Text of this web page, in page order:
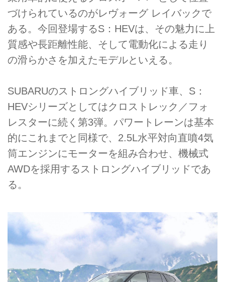
づけられているのがレヴォーグ レイバックで
ある。今回登場するS：HEVは、その魅力に上
質感や長距離性能、そして電動化による走り
の滑らかさを加えたモデルといえる。
SUBARUのストロングハイブリッド車、S：
HEVシリーズとしてはクロストレック／フォ
レスターに続く第3弾。パワートレーンは基本
的にこれまでと同様で、2.5L水平対向直噴4気
筒エンジンにモーターを組み合わせ、機械式
AWDを採用するストロングハイブリッドであ
る。